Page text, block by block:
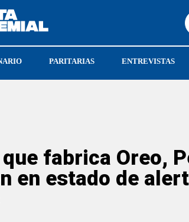
PARITARIAS ENTREVISTAS
fabrica Oreo,
en estado de